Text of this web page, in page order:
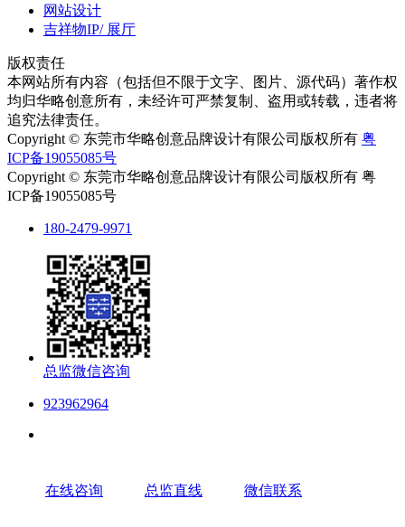
网站设计
吉祥物IP/ 展厅
版权责任
本网站所有内容（包括但不限于文字、图片、源代码）著作权
均归华略创意所有，未经许可严禁复制、盗用或转载，违者将
追究法律责任。
Copyright © 东莞市华略创意品牌设计有限公司版权所有 粤
ICP备19055085号
Copyright © 东莞市华略创意品牌设计有限公司版权所有 粤
ICP备19055085号
180-2479-9971
总监微信咨询
923962964
在线咨询 总监直线 微信联系